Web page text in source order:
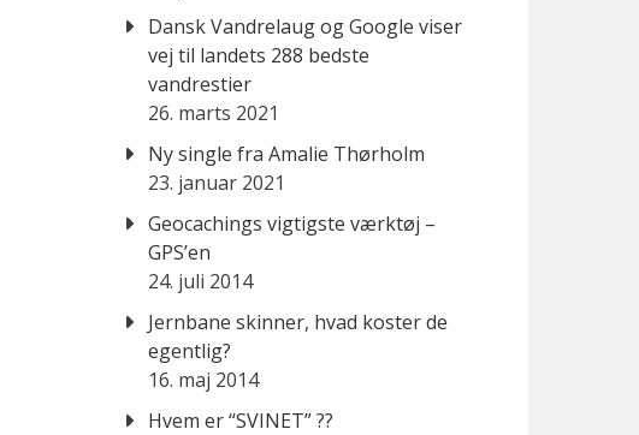
Dansk Vandrelaug og Google viser
vej til landets 288 bedste
vandrestier
26. marts 2021
Ny single fra Amalie Thørholm
23. januar 2021
Geocachings vigtigste værktøj –
GPS’en
24. juli 2014
Jernbane skinner, hvad koster de
egentlig?
16. maj 2014
Hvem er “SVINET” ??